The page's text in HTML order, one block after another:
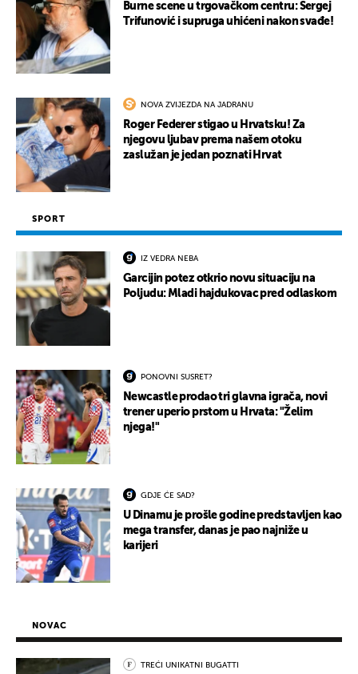
Burne scene u trgovačkom centru: Sergej
Trifunović i supruga uhićeni nakon svađe!
NOVA ZVIJEZDA NA JADRANU
Roger Federer stigao u Hrvatsku! Za
njegovu ljubav prema našem otoku
zaslužan je jedan poznati Hrvat
SPORT
IZ VEDRA NEBA
Garcijin potez otkrio novu situaciju na
Poljudu: Mladi hajdukovac pred odlaskom
PONOVNI SUSRET?
Newcastle prodao tri glavna igrača, novi
trener uperio prstom u Hrvata: "Želim
njega!"
GDJE ĆE SAD?
U Dinamu je prošle godine predstavljen kao
mega transfer, danas je pao najniže u
karijeri
NOVAC
TREĆI UNIKATNI BUGATTI